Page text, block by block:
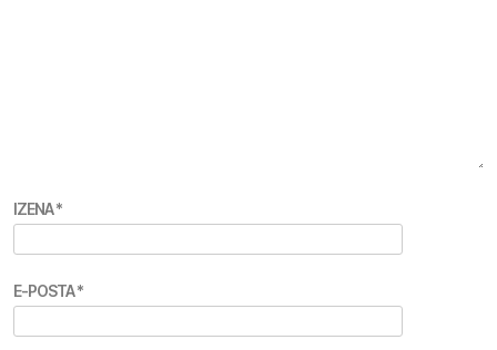
IZENA*
E-POSTA*